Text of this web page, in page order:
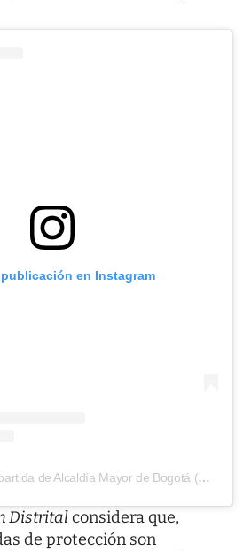
publicación en Instagram
Una publicación compartida de Alcaldía Mayor de Bogotá (@alcaldiabogota)
Distritalconsidera que,
de protección son